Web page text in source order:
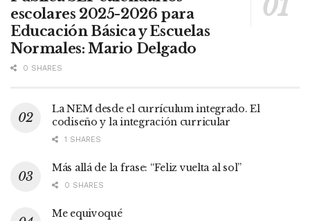
escolares 2025-2026 para
Educación Básica y Escuelas
Normales: Mario Delgado
0 SHARES
La NEM desde el currículum integrado. El
codiseño y la integración curricular
1 SHARES
Más allá de la frase: “Feliz vuelta al sol”
0 SHARES
Me equivoqué